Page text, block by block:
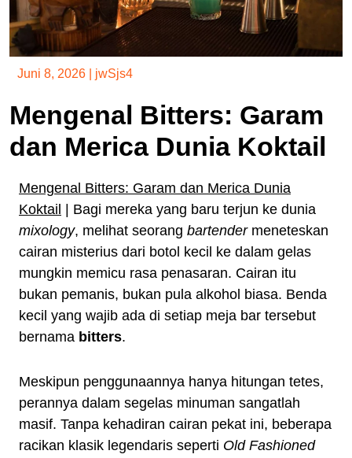
Juni 8, 2026 jwSjs4
Mengenal Bitters: Garam
dan Merica Dunia Koktail
Mengenal Bitters: Garam dan Merica Dunia
Koktail
| Bagi mereka yang baru terjun ke dunia
mixology, melihat seorang bartendermeneteskan
cairan misterius dari botol kecil ke dalam gelas
mungkin memicu rasa penasaran. Cairan itu
bukan pemanis, bukan pula alkohol biasa. Benda
kecil yang wajib ada di setiap meja bar tersebut
bernama bitters.
Meskipun penggunaannya hanya hitungan tetes,
perannya dalam segelas minuman sangatlah
masif. Tanpa kehadiran cairan pekat ini, beberapa
racikan klasik legendaris seperti Old Fashioned